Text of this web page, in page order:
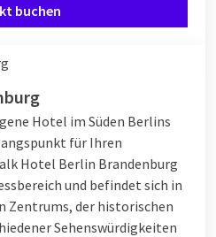
buchen
Hotel im Süden Berlins
für Ihren
Hotel Berlin Brandenburg
und befindet sich in
Zentrums, der historischen
Sehenswürdigkeiten